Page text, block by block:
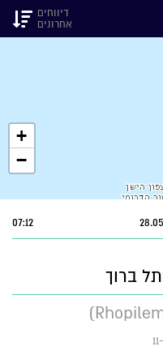
דיווחים
אחרונים
+
−
07:12
ברוך